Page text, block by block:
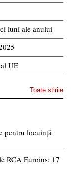
luni ale anului
UE
Toate stirile
pentru locuință
RCA Euroins: 17